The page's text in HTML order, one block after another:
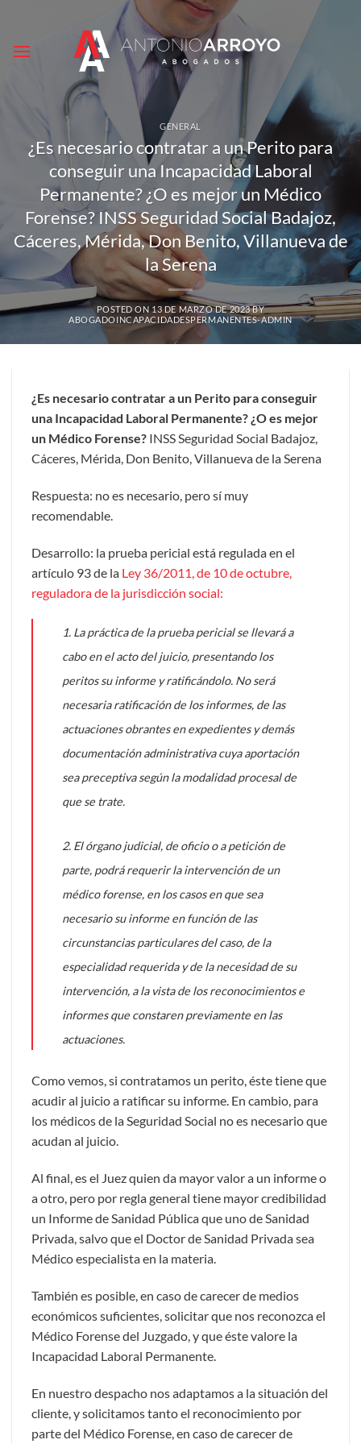
contenido
GENERAL
¿Es necesario contratar a un Perito para
conseguir una Incapacidad Laboral
Permanente? ¿O es mejor un Médico
Forense? INSS Seguridad Social Badajoz,
Cáceres, Mérida, Don Benito, Villanueva de
la Serena
POSTED ON13 DE MARZO DE 2023BY
ABOGADOINCAPACIDADESPERMANENTES-ADMIN
¿Es necesario contratar a un Perito para conseguir
una Incapacidad Laboral Permanente? ¿O es mejor
un Médico Forense? INSS Seguridad Social Badajoz,
Cáceres, Mérida, Don Benito, Villanueva de la Serena
Respuesta: no es necesario, pero sí muy
recomendable.
Desarrollo: la prueba pericial está regulada en el
artículo 93 de la Ley 36/2011, de 10 de octubre,
reguladora de la jurisdicción social:
1. La práctica de la prueba pericial se llevará a
cabo en el acto del juicio, presentando los
peritos su informe y ratificándolo. No será
necesaria ratificación de los informes, de las
actuaciones obrantes en expedientes y demás
documentación administrativa cuya aportación
sea preceptiva según la modalidad procesal de
que se trate.
2. El órgano judicial, de oficio o a petición de
parte, podrá requerir la intervención de un
médico forense, en los casos en que sea
necesario su informe en función de las
circunstancias particulares del caso, de la
especialidad requerida y de la necesidad de su
intervención, a la vista de los reconocimientos e
informes que constaren previamente en las
actuaciones.
Como vemos, si contratamos un perito, éste tiene que
acudir al juicio a ratificar su informe. En cambio, para
los médicos de la Seguridad Social no es necesario que
acudan al juicio.
Al final, es el Juez quien da mayor valor a un informe o
a otro, pero por regla general tiene mayor credibilidad
un Informe de Sanidad Pública que uno de Sanidad
Privada, salvo que el Doctor de Sanidad Privada sea
Médico especialista en la materia.
También es posible, en caso de carecer de medios
económicos suficientes, solicitar que nos reconozca el
Médico Forense del Juzgado, y que éste valore la
Incapacidad Laboral Permanente.
En nuestro despacho nos adaptamos a la situación del
cliente, y solicitamos tanto el reconocimiento por
parte del Médico Forense, en caso de carecer de